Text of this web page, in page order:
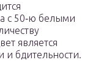
с 50‑ю белыми
является
и бдительности.